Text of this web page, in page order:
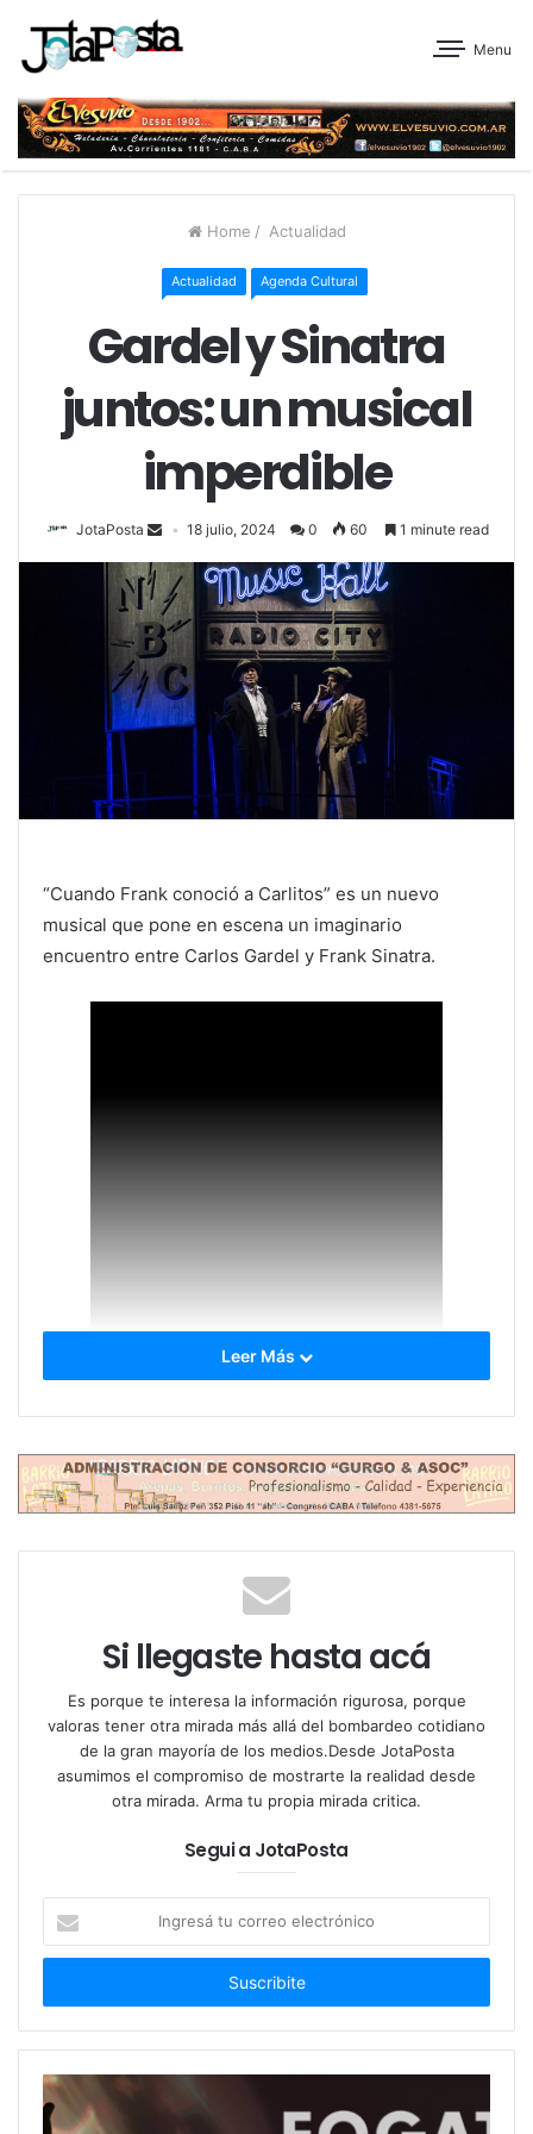
Menu
Home / Actualidad
Actualidad Agenda Cultural
Gardel y Sinatra
juntos: un musical
imperdible
JotaPosta 18 julio, 2024 0 60 1 minute read
“Cuando Frank conoció a Carlitos” es un nuevo
musical que pone en escena un imaginario
encuentro entre Carlos Gardel y Frank Sinatra.
Según cuenta la leyenda, en 1934 Gardel estaba
actuando en la NBC de New York cuando se le
presentó un joven admirador, ansioso de conocer al
“gran barítono rioplatense”, que no era otro que
Frank Sinatra a sus 19 años.
Ese punto de partida disparó una idea muy atractiva:
la noche en la que Gardel y Sinatra quedaron
encerrados en un camarín… Gardel, tratando de
sacarse de encima a su fastidioso fan. Sinatra,
tratando de entender la pasión que percibía en las
amistad que se mantendría para siempre.
Las mujeres, los amigos, el barrio, el juego, el
lunfardo, las buenas y las malas compañías… son
sólo algunos de los temas que recorren Carlitos y
Leer Más
Si llegaste hasta acá
Es porque te interesa la información rigurosa, porque
valoras tener otra mirada más allá del bombardeo cotidiano
de la gran mayoría de los medios.Desde JotaPosta
asumimos el compromiso de mostrarte la realidad desde
otra mirada. Arma tu propia mirada critica.
Segui a JotaPosta
correo